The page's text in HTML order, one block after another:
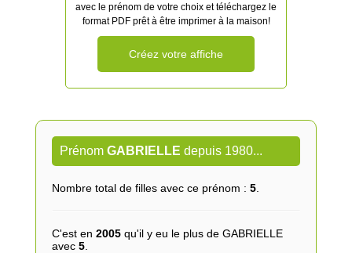
avec le prénom de votre choix et téléchargez le
format PDF prêt à être imprimer à la maison!
Créez votre affiche
Prénom GABRIELLE depuis 1980...
Nombre total de filles avec ce prénom : 5.
C'est en 2005qu'il y eu le plus de GABRIELLE
avec 5.